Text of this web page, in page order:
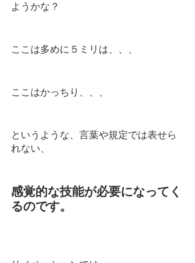
ようかな？
ここは多めに５ミリは、、、
ここはかっちり、、、
というような、言葉や規定では表せら
れない、
感覚的な技能が必要になってく
るのです。